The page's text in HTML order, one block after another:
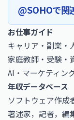
@SOHOで関
お仕事ガイド
キャリア・副業・
家庭教師・受験・
AI・マーケティン
年収データベース
ソフトウェア作成
著述家，記者，編